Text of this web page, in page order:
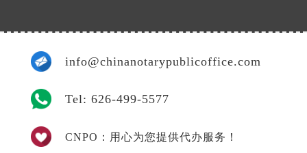
info@chinanotarypublicoffice.com
Tel: 626-499-5577
CNPO：用心为您提供代办服务！